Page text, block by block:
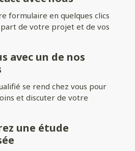
et facile à entretenir.
idéal pour un extérieur
avec une touche minérale.
modulable selon vos besoins.
d’occultation
nos clôtures peuvent être :
formulaire en quelques clics
de votre projet et de vos
avec un de nos
se rend chez vous pour
et discuter de votre
une étude